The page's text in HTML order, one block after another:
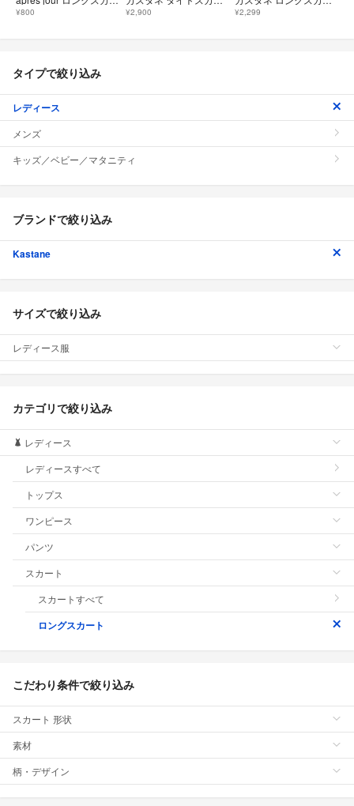
¥800 ¥2,900 ¥2,299
タイプで絞り込み
レディース
メンズ
キッズ／ベビー／マタニティ
ブランドで絞り込み
Kastane
サイズで絞り込み
レディース服
カテゴリで絞り込み
レディース
レディースすべて
トップス
ワンピース
パンツ
スカート
スカートすべて
ロングスカート
こだわり条件で絞り込み
スカート 形状
素材
柄・デザイン